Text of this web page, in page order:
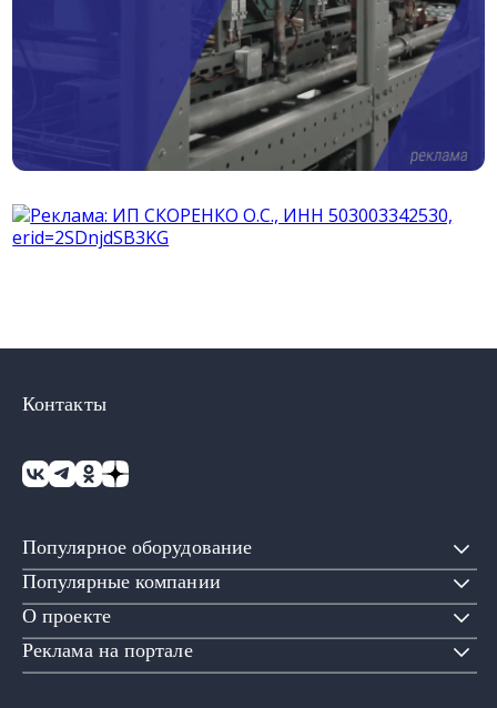
Популярное оборудование
Популярные компании
О проекте
Реклама на портале
Контакты